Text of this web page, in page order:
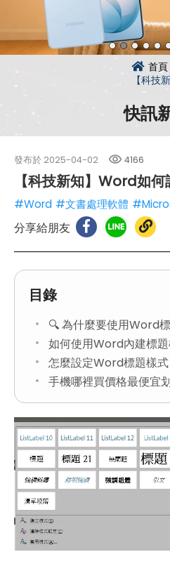
首頁
【科技
快訊
發布於 2025-04-02 4166
【科技新知】Word如
#Word #文書處理軟體
分享給朋友
目錄
🔍 為什麼要使用Word
如何使用Word內建標題
怎麼設定Word標題樣式
手機哪裡買價格最便宜